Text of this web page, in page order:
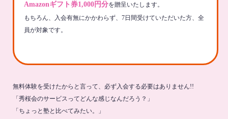
Amazonギフト券1,000円分を贈呈いたします。
もちろん、入会有無にかかわらず、7日間受けていただいた方、全
員が対象です。
無料体験を受けたからと言って、必ず入会する必要はありません!!
「秀桜会のサービスってどんな感じなんだろう？」
「ちょっと塾と比べてみたい。」